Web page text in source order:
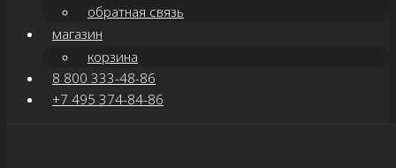
обратная связь
магазин
корзина
8 800 333-48-86
+7 495 374-84-86